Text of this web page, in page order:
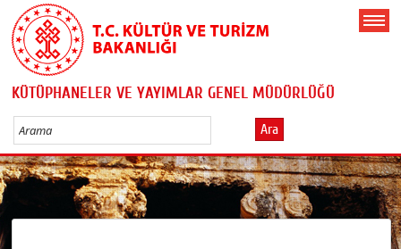
KÜTÜPHANELER VE YAYIMLAR GENEL MÜDÜRLÜĞÜ
Ara